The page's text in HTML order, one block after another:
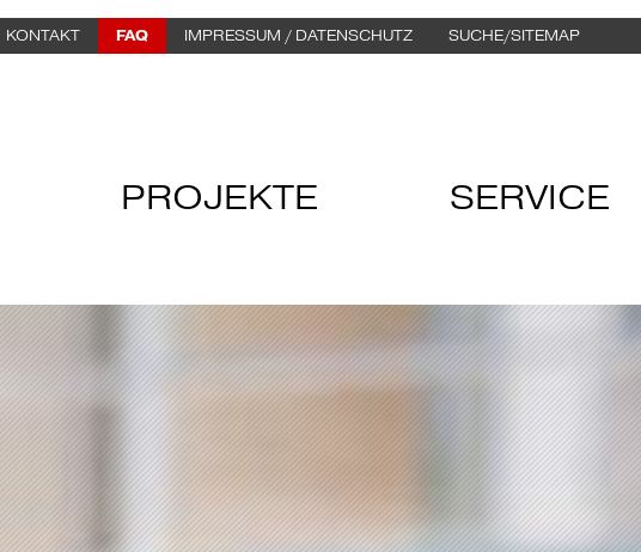
KONTAKT FAQ IMPRESSUM / DATENSCHUTZ SUCHE/SITEMAP
PROJEKTE SERVICE